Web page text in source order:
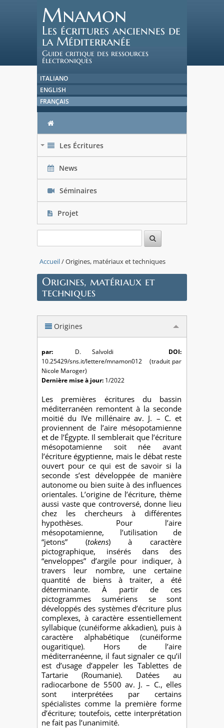
Mnamon
Les écritures anciennes de
la Méditerranée
Guide critique des ressources
électroniques
ITALIANO
ENGLISH
FRANÇAIS
Les Écritures
News
Séminaires
Projet
Accueil/ Origines, matériaux et techniques
Origines, matériaux et
techniques
Origines
par: D. Salvoldi
DOI:
10.25429/sns.it/lettere/mnamon012 (traduit par
Nicole Maroger)
Dernière mise à jour: 1/2022
Les premières écritures du bassin
méditerranéen remontent à la seconde
moitié du IVe millénaire av. J. – C. et
proviennent de l’aire mésopotamienne
et de l’Égypte. Il semblerait que l’écriture
mésopotamienne soit née avant
l’écriture égyptienne, mais le débat reste
ouvert pour ce qui est de savoir si la
seconde s’est développée de manière
autonome ou bien suite à des influences
orientales. L’origine de l’écriture, thème
aussi vaste que controversé, donne lieu
chez les chercheurs à différentes
hypothèses. Pour l’aire
mésopotamienne, l’utilisation de
“jetons” (tokens) à caractère
pictographique, insérés dans des
“enveloppes” d’argile pour indiquer, à
travers leur nombre, une certaine
quantité de biens à traiter, a été
déterminante. À partir de ces
pictogrammes sumériens se sont
développés des systèmes d’écriture plus
complexes, à caractère essentiellement
syllabique (cunéiforme akkadien), puis à
caractère alphabétique (cunéiforme
ougaritique). Hors de l’aire
méditerranéenne, il faut signaler ce qu’il
est d’usage d’appeler les Tablettes de
Tartarie (Roumanie). Datées au
radiocarbone de 5500 av. J. – C., elles
sont interprétées par certains
spécialistes comme la première forme
d’écriture; toutefois, cette interprétation
ne fait pas l’unanimité.